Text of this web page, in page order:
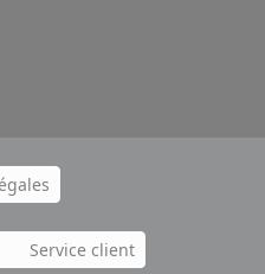
Service client